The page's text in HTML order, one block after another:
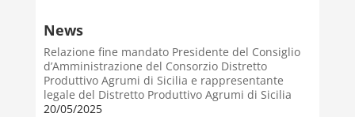
News
Relazione fine mandato Presidente del Consiglio
d’Amministrazione del Consorzio Distretto
Produttivo Agrumi di Sicilia e rappresentante
legale del Distretto Produttivo Agrumi di Sicilia
20/05/2025